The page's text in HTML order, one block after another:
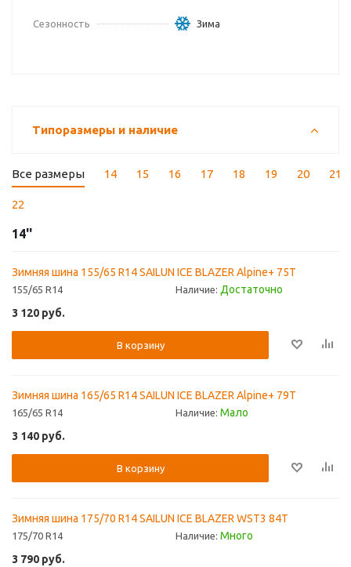
Сезонность Зима
Типоразмеры и наличие
Все размеры 14 15 16 17 18 19 20 21
22
14''
Зимняя шина 155/65 R14 SAILUN ICE BLAZER Alpine+ 75T
155/65 R14 Наличие: Достаточно
3 120 руб.
В корзину
Зимняя шина 165/65 R14 SAILUN ICE BLAZER Alpine+ 79T
165/65 R14 Наличие: Мало
3 140 руб.
В корзину
Зимняя шина 175/70 R14 SAILUN ICE BLAZER WST3 84T
175/70 R14 Наличие: Много
3 790 руб.